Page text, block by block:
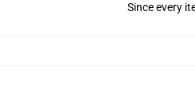
Since every